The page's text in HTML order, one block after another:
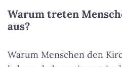
Warum treten
aus?
Warum Menschen den